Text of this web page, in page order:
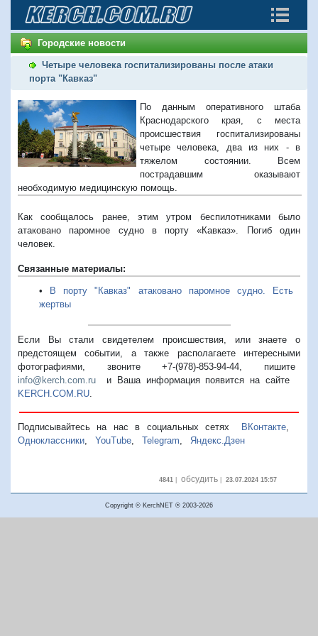
Городские новости
Четыре человека госпитализированы после атаки
порта "Кавказ"
По данным оперативного штаба
Краснодарского края, с места
происшествия госпитализированы
четыре человека, два из них - в
тяжелом состоянии. Всем
пострадавшим оказывают
необходимую медицинскую помощь.
Как сообщалось ранее, этим утром беспилотниками было
атаковано паромное судно в порту «Кавказ». Погиб один
человек.
Связанные материалы:
• В порту "Кавказ" атаковано паромное судно. Есть
жертвы
Если Вы стали свидетелем происшествия, или знаете о
предстоящем событии, а также располагаете интересными
фотографиями, звоните +7-(978)-853-94-44, пишите
info@kerch.com.ru и Ваша информация появится на сайте
KERCH.COM.RU
Подписывайтесь на нас в социальных сетях ВКонтакте,
Одноклассники
YouTube Telegram Яндекс.Дзен
4841 обсудить| 23.07.2024 15:57
Copyright © KerchNET ® 2003-2026